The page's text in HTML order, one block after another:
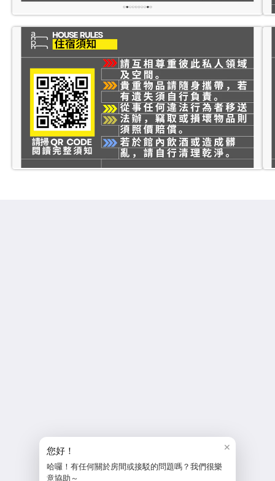
相關須知
訂房須知
飯店須知
聯絡我們
✕
您好！
哈囉！有任何關於房間或接駁的問題嗎？我們很樂
意協助～